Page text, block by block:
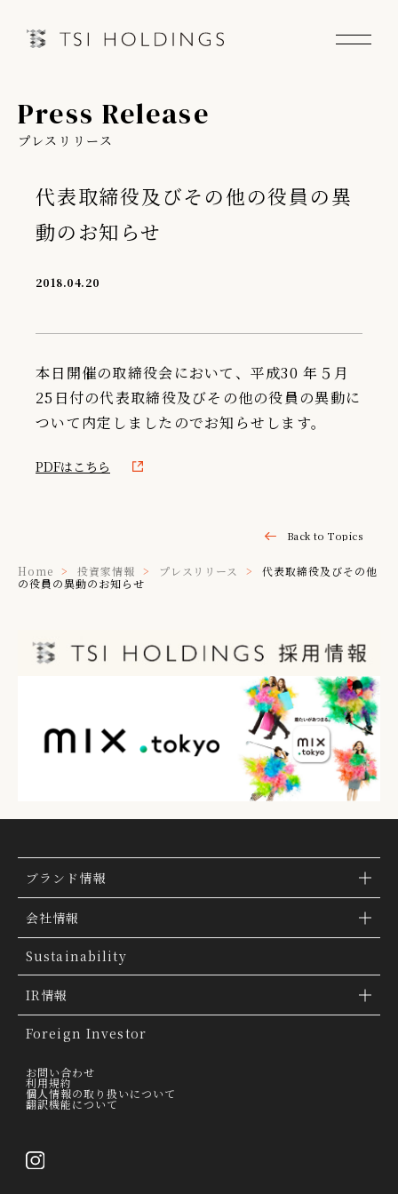
Information
Brand News
会社情報
IR情報
TSIトピックス
お問い合わせ
Press Release
プレスリリース
代表取締役及びその他の役員の異
動のお知らせ
2018.04.20
本日開催の取締役会において、平成30 年５月
25日付の代表取締役及びその他の役員の異動に
ついて内定しましたのでお知らせします。
PDFはこちら
Back to Topics
Home 投資家情報 プレスリリース
代表取締役及びその他
の役員の異動のお知らせ
ブランド情報
ブランド検索
ブランドトピックス
「ファッションの力を信じよう」
THE MOVIE
会社情報
TSI トピックス
会社概要
会社沿革
グループ会社
経営理念
採用情報
Sustainability
IR情報
IR情報
IR トピックス
IRライブラリー
Foreign Investor
お問い合わせ
利用規約
個人情報の取り扱いについて
翻訳機能について